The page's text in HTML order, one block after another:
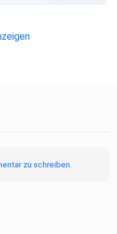
zu schreiben.